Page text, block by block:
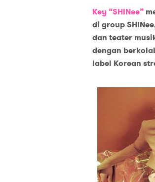
Key “SHINee”
di group
dan teater musi
dengan
label Korean